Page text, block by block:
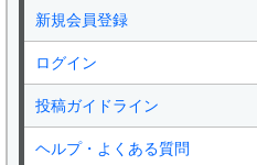
新規会員登録
ログイン
投稿ガイドライン
ヘルプ・よくある質問